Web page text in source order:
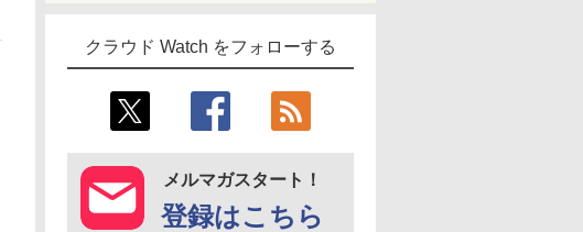
クラウド Watch をフォローする
メルマガスタート！
登録はこちら